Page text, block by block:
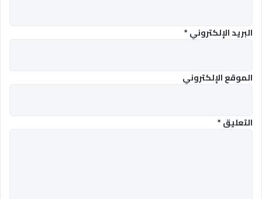
البريد الإلكتروني*
الموقع الإلكتروني
التعليق*